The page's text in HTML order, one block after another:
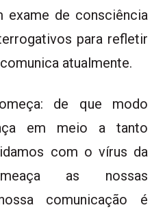
de consciência
para refletir
atualmente.
de que modo
em meio a tanto
com o vírus da
as nossas
comunicação é